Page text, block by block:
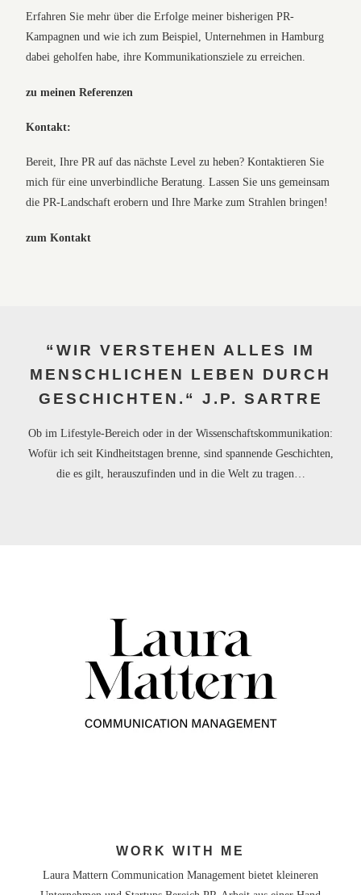
Erfahren Sie mehr über die Erfolge meiner bisherigen PR-
Kampagnen und wie ich zum Beispiel, Unternehmen in Hamburg
dabei geholfen habe, ihre Kommunikationsziele zu erreichen.
zu meinen Referenzen
Kontakt:
Bereit, Ihre PR auf das nächste Level zu heben? Kontaktieren Sie
mich für eine unverbindliche Beratung. Lassen Sie uns gemeinsam
die PR-Landschaft erobern und Ihre Marke zum Strahlen bringen!
zum Kontakt
“WIR VERSTEHEN ALLES IM
MENSCHLICHEN LEBEN DURCH
GESCHICHTEN.“ J.P. SARTRE
Ob im Lifestyle-Bereich oder in der Wissenschaftskommunikation:
Wofür ich seit Kindheitstagen brenne, sind spannende Geschichten,
die es gilt, herauszufinden und in die Welt zu tragen…
WORK WITH ME
Laura Mattern Communication Management bietet kleineren